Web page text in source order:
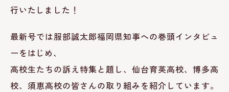
行いたしました！
最新号では服部誠太郎福岡県知事への巻頭インタビュ
ーをはじめ、
高校生たちの訴え特集と題し、仙台育英高校、博多高
校、須恵高校の皆さんの取り組みを紹介しています。